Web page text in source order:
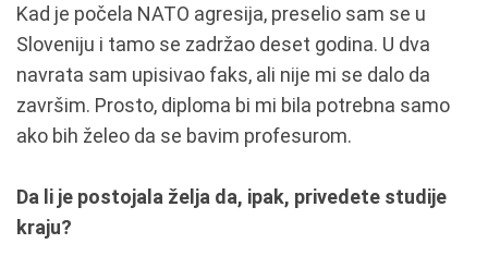
Kad je počela NATO agresija, preselio sam se u
Sloveniju i tamo se zadržao deset godina. U dva
navrata sam upisivao faks, ali nije mi se dalo da
završim. Prosto, diploma bi mi bila potrebna samo
ako bih želeo da se bavim profesurom.
Da li je postojala želja da, ipak, privedete studije
kraju?